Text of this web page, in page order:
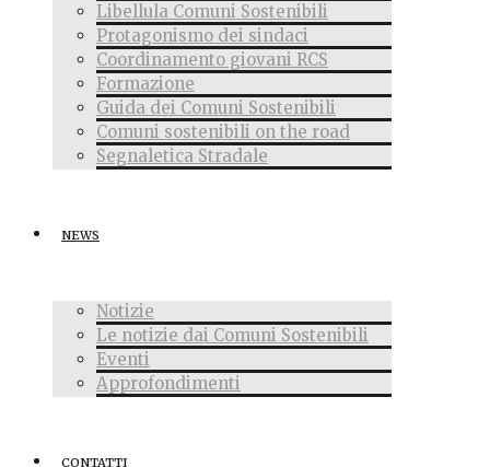
Libellula Comuni Sostenibili
Protagonismo dei sindaci
Coordinamento giovani RCS
Formazione
Guida dei Comuni Sostenibili
Comuni sostenibili on the road
Segnaletica Stradale
NEWS
Notizie
Le notizie dai Comuni Sostenibili
Eventi
Approfondimenti
CONTATTI